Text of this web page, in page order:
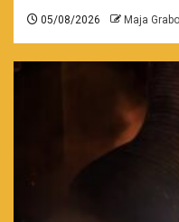
05/08/2026 Maja